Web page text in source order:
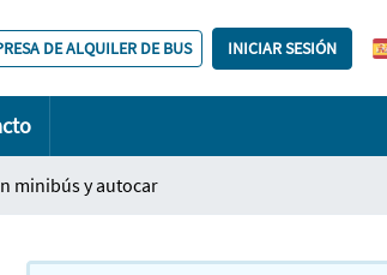
DE ALQUILER DE BUS INICIAR SESIÓN
minibús y autocar